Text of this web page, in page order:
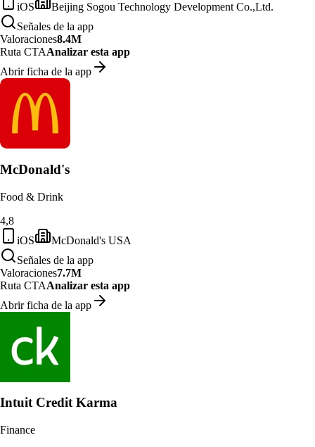
iOS
Beijing Sogou Technology Development Co.,Ltd.
Señales de la app
Valoraciones8.4M
Ruta CTAAnalizar esta app
Abrir ficha de la app
McDonald's
Food & Drink
4,8
iOS
McDonald's USA
Señales de la app
Valoraciones7.7M
Ruta CTAAnalizar esta app
Abrir ficha de la app
Intuit Credit Karma
Finance